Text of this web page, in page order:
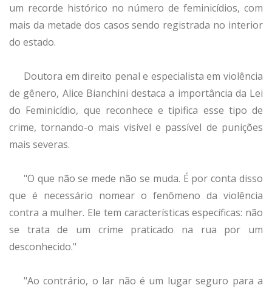
um recorde histórico no número de feminicídios, com
mais da metade dos casos sendo registrada no interior
do estado.
Doutora em direito penal e especialista em violência
de gênero, Alice Bianchini destaca a importância da Lei
do Feminicídio, que reconhece e tipifica esse tipo de
crime, tornando-o mais visível e passível de punições
mais severas.
"O que não se mede não se muda. É por conta disso
que é necessário nomear o fenômeno da violência
contra a mulher. Ele tem características específicas: não
se trata de um crime praticado na rua por um
desconhecido."
"Ao contrário, o lar não é um lugar seguro para a